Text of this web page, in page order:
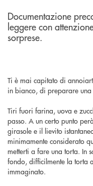
Documentazione
leggere con
sorprese.
Ti è mai capitato di
in bianco, di preparare una
Tiri fuori farina, uova e
passo. A un certo punto
girasole e il lievito
minimamente considerato
metterti a fare una torta. In
fondo, difficilmente la torta
immaginato.